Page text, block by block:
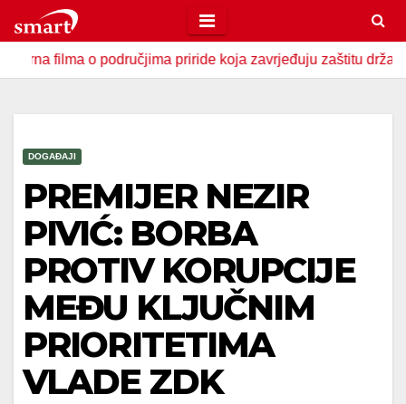
to
contento područjima priride koja zavrjeđuju zaštitu države U
DOGAĐAJI
PREMIJER NEZIR
PIVIĆ: BORBA
PROTIV KORUPCIJE
MEĐU KLJUČNIM
PRIORITETIMA
VLADE ZDK